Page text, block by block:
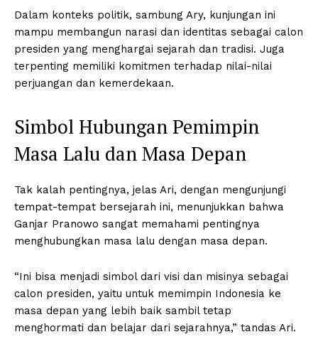
Dalam konteks politik, sambung Ary, kunjungan ini
mampu membangun narasi dan identitas sebagai calon
presiden yang menghargai sejarah dan tradisi. Juga
terpenting memiliki komitmen terhadap nilai-nilai
perjuangan dan kemerdekaan.
Simbol Hubungan Pemimpin
Masa Lalu dan Masa Depan
Tak kalah pentingnya, jelas Ari, dengan mengunjungi
tempat-tempat bersejarah ini, menunjukkan bahwa
Ganjar Pranowo sangat memahami pentingnya
menghubungkan masa lalu dengan masa depan.
“Ini bisa menjadi simbol dari visi dan misinya sebagai
calon presiden, yaitu untuk memimpin Indonesia ke
masa depan yang lebih baik sambil tetap
menghormati dan belajar dari sejarahnya,” tandas Ari.